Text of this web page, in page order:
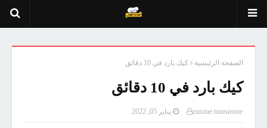
الصفحة الرئيسية كيك بارد في 10 دقائق
كيك بارد في 10 دقائق
cuisine tunisienne يناير 05, 2022